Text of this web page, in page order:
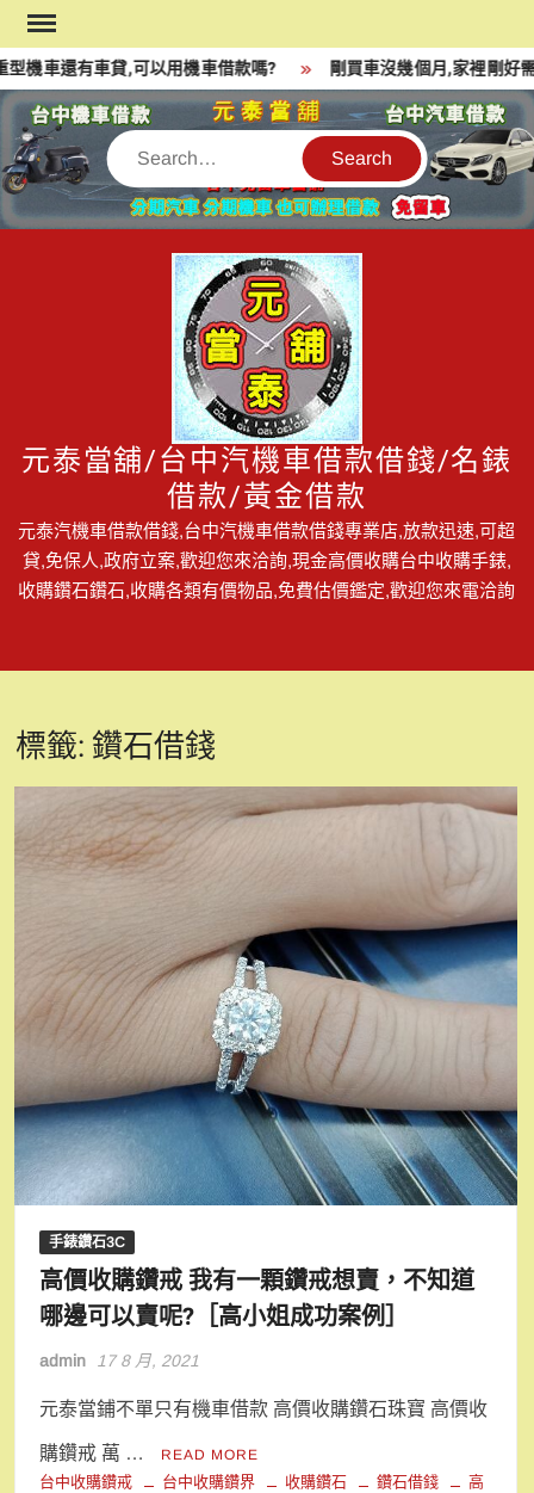
Skip
to
content
機車還有車貸,可以用機車借款嗎? 剛買車沒幾個月,家裡剛好
Search
元泰當舖/台中汽機車借款借錢/名錶
借款/黃金借款
元泰汽機車借款借錢,台中汽機車借款借錢專業店,放款迅速,可超
貸,免保人,政府立案,歡迎您來洽詢,現金高價收購台中收購手錶,
收購鑽石鑽石,收購各類有價物品,免費估價鑑定,歡迎您來電洽詢
標籤: 鑽石借錢
手錶鑽石3C
高價收購鑽戒 我有一顆鑽戒想賣，不知道
哪邊可以賣呢?［高小姐成功案例］
admin 17 8 月, 2021
元泰當鋪不單只有機車借款 高價收購鑽石珠寶 高價收
購鑽戒 萬 … READ MORE
台中收購鑽戒 台中收購鑽界 收購鑽石 鑽石借錢
高